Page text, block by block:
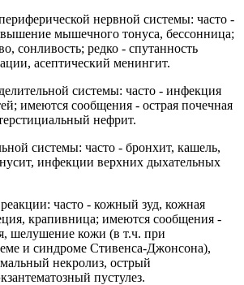
нервной системы: часто -
мышечного тонуса, бессонница;
сонливость; редко - спутанность
асептический менингит.
системы: часто - инфекция
имеются сообщения - острая почечная
нефрит.
системы: часто - бронхит, кашель,
инфекции верхних дыхательных
часто - кожный зуд, кожная
крапивница; имеются сообщения -
шелушение кожи (в т.ч. при
и синдроме Стивенса-Джонсона),
некролиз, острый
пустулез.